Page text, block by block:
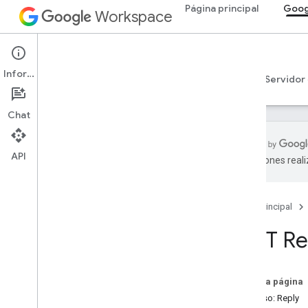
Workspace Página principal
Google Drive
Descripción general Servidor
traducciones
Página principal
REST
En esta página
Recurso: Reply
Información
Chat
API